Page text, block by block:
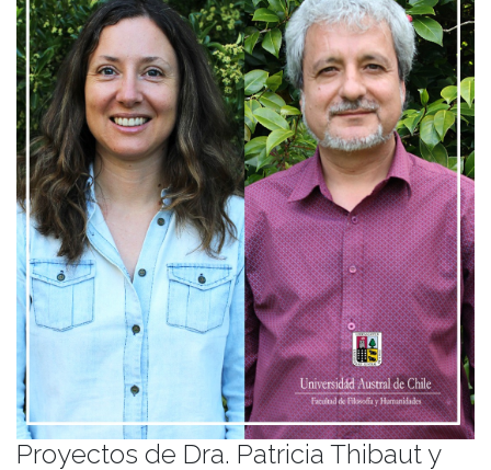
Proyectos de Dra. Patricia Thibaut y